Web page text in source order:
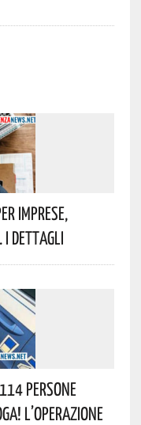
Imprese,
I Dettagli
Persone
L’operazione